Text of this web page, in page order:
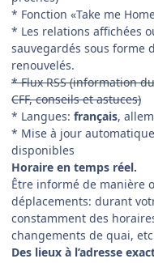
* Fonction «Take me
* Les relations affichées
sauvegardés sous forme
renouvelés.
* Flux RSS (information
CFF, conseils et astuces)
* Langues: français,
* Mise à jour
disponibles
Horaire en temps réel.
Être informé de manière
déplacements: durant
constamment des
changements de quai,
Des lieux à l’adresse